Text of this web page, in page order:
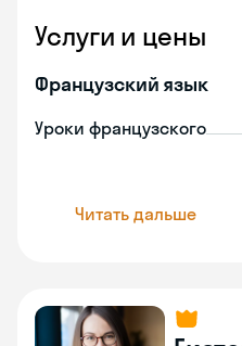
Услуги и цены
Французский язык
Уроки французского
Читать дальше